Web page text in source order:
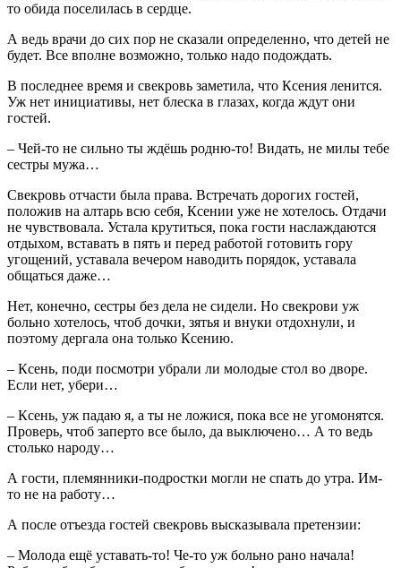
то обида поселилась в сердце.
А ведь врачи до сих пор не сказали определенно, что детей не
будет. Все вполне возможно, только надо подождать.
В последнее время и свекровь заметила, что Ксения ленится.
Уж нет инициативы, нет блеска в глазах, когда ждут они
гостей.
– Чей-то не сильно ты ждёшь родню-то! Видать, не милы тебе
сестры мужа…
Свекровь отчасти была права. Встречать дорогих гостей,
положив на алтарь всю себя, Ксении уже не хотелось. Отдачи
не чувствовала. Устала крутиться, пока гости наслаждаются
отдыхом, вставать в пять и перед работой готовить гору
угощений, уставала вечером наводить порядок, уставала
общаться даже…
Нет, конечно, сестры без дела не сидели. Но свекрови уж
больно хотелось, чтоб дочки, зятья и внуки отдохнули, и
поэтому дергала она только Ксению.
– Ксень, поди посмотри убрали ли молодые стол во дворе.
Если нет, убери…
– Ксень, уж падаю я, а ты не ложися, пока все не угомонятся.
Проверь, чтоб заперто все было, да выключено… А то ведь
столько народу…
А гости, племянники-подростки могли не спать до утра. Им-
то не на работу…
А после отъезда гостей свекровь высказывала претензии:
– Молода ещё уставать-то! Че-то уж больно рано начала!